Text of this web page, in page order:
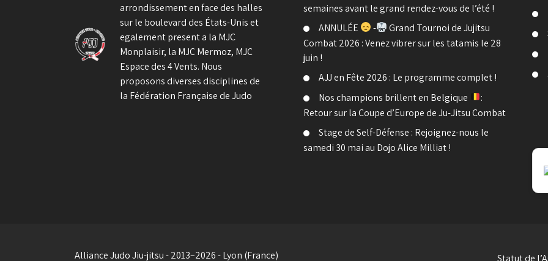
arrondissement en face des halles
sur le boulevard des États-Unis et
egalement present a la MJC
Monplaisir, la MJC Mermoz, MJC
Espace des 4 Vents. Nous
proposons diverses disciplines de
la Fédération Française de Judo
semaines avant le grand rendez-vous de l’été !
ANNULÉE
-
Grand Tournoi de Jujitsu
Combat 2026 : Venez vibrer sur les tatamis le 28
juin !
AJJ en Fête 2026 : Le programme complet !
Nos champions brillent en Belgique
:
Retour sur la Coupe d’Europe de Ju-Jitsu Combat
Stage de Self-Défense : Rejoignez-nous le
samedi 30 mai au Dojo Alice Milliat !
Alliance Judo Jiu-jitsu - 2013–2026 - Lyon (France) Statut de